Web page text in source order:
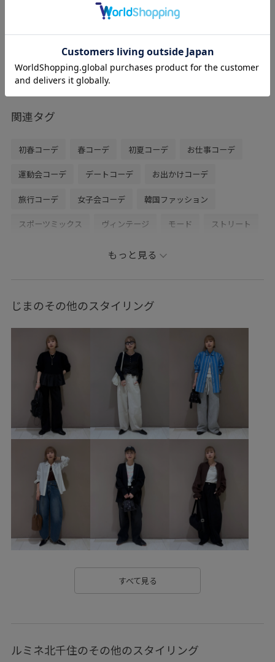
普段着用24.0サイズ。
ヒールは高すぎないので、疲れにくいパン
プス。
シンプルなので、何にでも合わせやすいで
関連タグ
初春コーデ 春コーデ 初夏コーデ お仕事コーデ
運動会コーデ デートコーデ お出かけコーデ
旅行コーデ 女子会コーデ 韓国ファッション
スポーツミックス ヴィンテージ モード ストリート
レイヤード パンツスタイル
カジュアルコーデ ヘルシーコーデ
別注アイテム コラボアイテム ADAM ET ROPÉ
ナチュラル 敏感 トップス
Tシャツ/カットソー シャツ/ブラウス パンツ
デニムパンツ ショルダーバッグ シューズ
サンダル GAA76000 GAM06290
GAS06140 2026ceremonybi
2026ceremonybi_item 26SSデニム 26SSデニムpick_up
PROTAGONISTA set_up対象商品
Wbottoms_pickup お手入れしやすい きれいめ
アダムエロぺセットアップ
サロペット シャツ ショート丈 シンプル
もっと見る
じまのその他のスタイリング
すべて見る
ルミネ北千住のその他のスタイリング